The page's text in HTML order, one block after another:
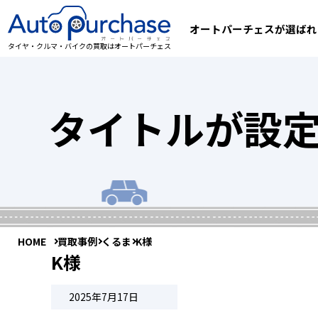
タイヤ・クルマ・バイクの買取はオートパーチェス
オートパーチェスが選ば
タイトルが設
HOME 買取事例 くるま K様
K様
2025年7月17日